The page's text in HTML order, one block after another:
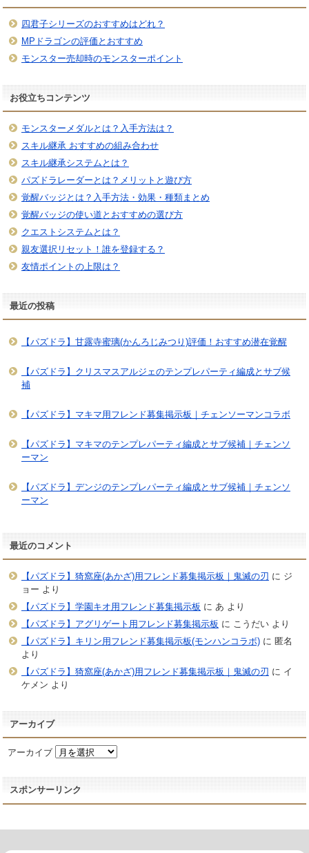
四君子シリーズのおすすめはどれ？
MPドラゴンの評価とおすすめ
モンスター売却時のモンスターポイント
お役立ちコンテンツ
モンスターメダルとは？入手方法は？
スキル継承 おすすめの組み合わせ
スキル継承システムとは？
パズドラレーダーとは？メリットと遊び方
覚醒バッジとは？入手方法・効果・種類まとめ
覚醒バッジの使い道とおすすめの選び方
クエストシステムとは？
親友選択リセット！誰を登録する？
友情ポイントの上限は？
最近の投稿
【パズドラ】甘露寺蜜璃(かんろじみつり)評価！おすすめ潜在覚醒
【パズドラ】クリスマスアルジェのテンプレパーティ編成とサブ候
補
【パズドラ】マキマ用フレンド募集掲示板｜チェンソーマンコラボ
【パズドラ】マキマのテンプレパーティ編成とサブ候補｜チェンソ
ーマン
【パズドラ】デンジのテンプレパーティ編成とサブ候補｜チェンソ
ーマン
最近のコメント
【パズドラ】猗窩座(あかざ)用フレンド募集掲示板｜鬼滅の刃 に ジ
ョー より
【パズドラ】学園キオ用フレンド募集掲示板 に あ より
【パズドラ】アグリゲート用フレンド募集掲示板 に こうだいより
【パズドラ】キリン用フレンド募集掲示板(モンハンコラボ)に 匿名
より
【パズドラ】猗窩座(あかざ)用フレンド募集掲示板｜鬼滅の刃 に イ
ケメン より
アーカイブ
アーカイブ
スポンサーリンク